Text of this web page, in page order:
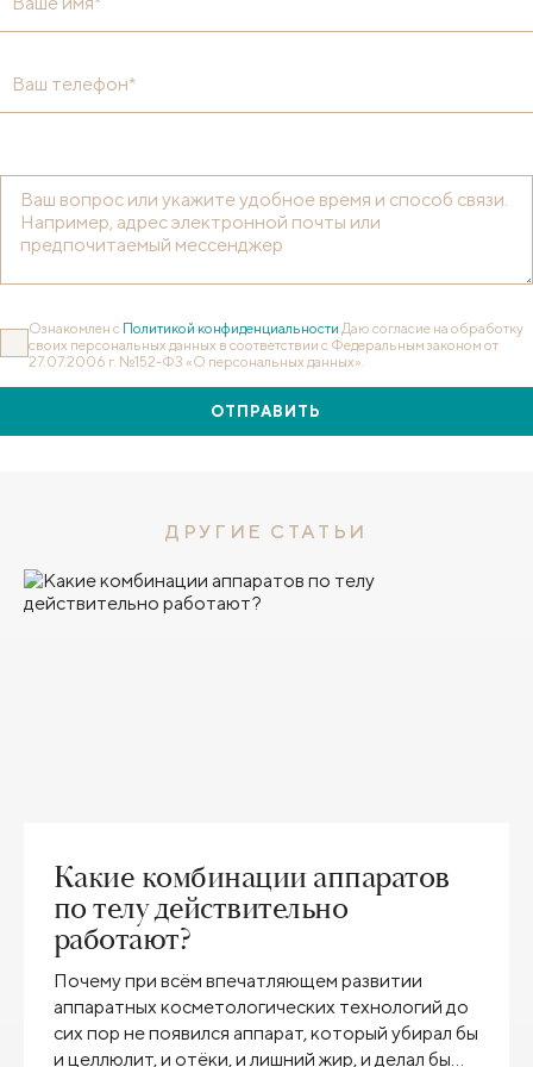
Ваш телефон*
Ознакомлен с Политикой конфиденциальности Даю согласие на обработку
своих персональных данных в соответствии с Федеральным законом от
27.07.2006 г. №152-ФЗ «О персональных данных».
ОТПРАВИТЬ
ДРУГИЕ СТАТЬИ
Какие комбинации аппаратов
по телу действительно
работают?
Почему при всём впечатляющем развитии
аппаратных косметологических технологий до
сих пор не появился аппарат, который убирал бы
и целлюлит, и отёки, и лишний жир, и делал бы